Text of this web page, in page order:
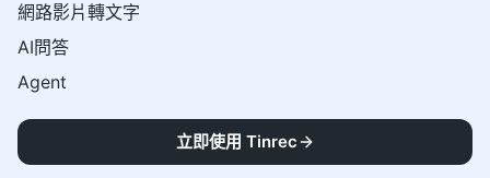
網路影片轉文字
AI問答
Agent
立即使用 Tinrec